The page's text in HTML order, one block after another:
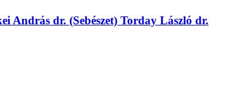
András dr. (Sebészet) Torday László dr.